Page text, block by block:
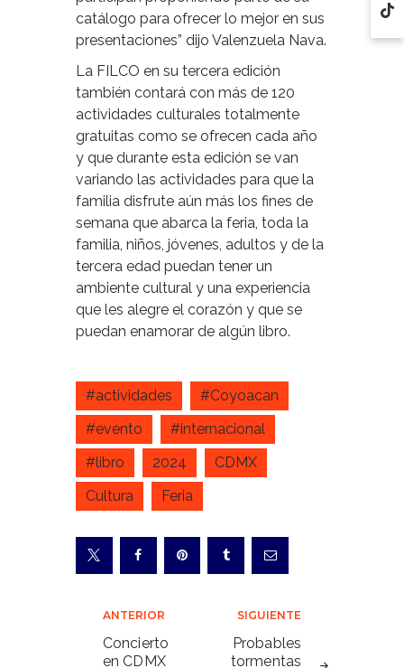
catálogo para ofrecer lo mejor en sus
presentaciones” dijo Valenzuela Nava.
La FILCO en su tercera edición
también contará con más de 120
actividades culturales totalmente
gratuitas como se ofrecen cada año
y que durante esta edición se van
variando las actividades para que la
familia disfrute aún más los fines de
semana que abarca la feria, toda la
familia, niños, jóvenes, adultos y de la
tercera edad puedan tener un
ambiente cultural y una experiencia
que les alegre el corazón y que se
puedan enamorar de algún libro.
#actividades
#Coyoacan
#evento
#internacional
#libro
2024
CDMX
Cultura
Feria
Navegación
de
ANTERIOR
Concierto
en CDMX
SIGUIENTE
Probables
tormentas